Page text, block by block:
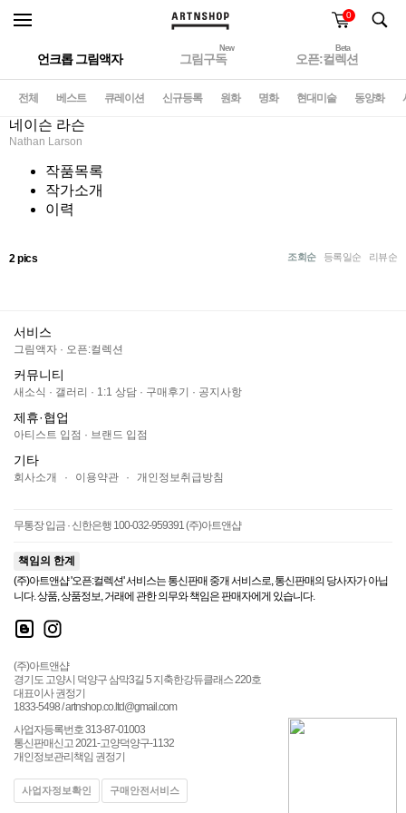
0
언크롭 그림액자
New
그림구독
Beta
오픈:컬렉션
전체 베스트 큐레이션 신규등록 원화 명화 현대미술 동양화
네이슨 라슨
Nathan Larson
작품목록
작가소개
이력
2 pics 조회순 등록일순 리뷰순
서비스
그림액자 · 오픈:컬렉션
커뮤니티
새소식 · 갤러리 · 1:1 상담 · 구매후기 · 공지사항
제휴·협업
아티스트 입점 · 브랜드 입점
기타
회사소개 · 이용약관 · 개인정보취급방침
무통장 입금 · 신한은행 100-032-959391 (주)아트앤샵
책임의 한계
(주)아트앤샵 '오픈:컬렉션' 서비스는 통신판매 중개 서비스로, 통신판매의 당사자가 아닙
니다. 상품, 상품정보, 거래에 관한 의무와 책임은 판매자에게 있습니다.
(주)아트앤샵
경기도 고양시 덕양구 삼막3길 5 지축한강듀클래스 220호
대표이사 권정기
1833-5498 / artnshop.co.ltd@gmail.com
사업자등록번호 313-87-01003
통신판매신고 2021-고양덕양구-1132
개인정보관리책임 권정기
사업자정보확인 구매안전서비스